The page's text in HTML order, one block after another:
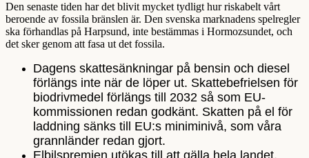
Den senaste tiden har det blivit mycket tydligt hur riskabelt vårt
beroende av fossila bränslen är. Den svenska marknadens spelregler
ska förhandlas på Harpsund, inte bestämmas i Hormozsundet, och
det sker genom att fasa ut det fossila.
Dagens skattesänkningar på bensin och diesel
förlängs inte när de löper ut. Skattebefrielsen för
biodrivmedel förlängs till 2032 så som EU-
kommissionen redan godkänt. Skatten på el för
laddning sänks till EU:s miniminivå, som våra
grannländer redan gjort.